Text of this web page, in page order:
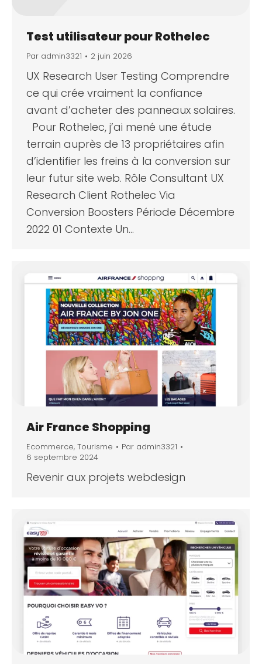
Test utilisateur pour Rothelec
Par admin3321 2 juin 2026
UX Research User Testing Comprendre
ce qui crée vraiment la confiance
avant d’acheter des panneaux solaires.
Pour Rothelec, j’ai mené une étude
terrain auprès de 13 propriétaires afin
d’identifier les freins à la conversion sur
leur futur site web. Rôle Consultant UX
Research Client Rothelec Via
Conversion Boosters Période Décembre
2022 01 Contexte Un…
Air France Shopping
Ecommerce, Tourisme Par admin3321
6 septembre 2024
Revenir aux projets webdesign